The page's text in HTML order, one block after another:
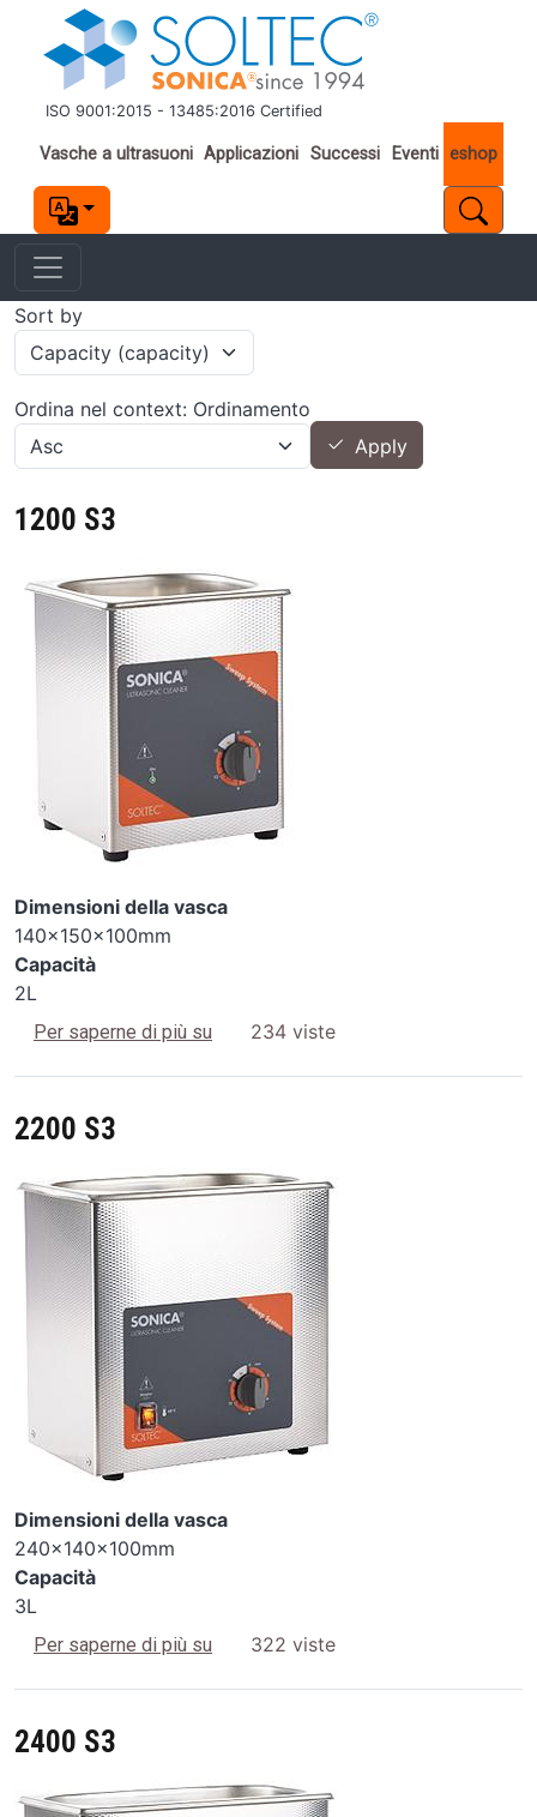
Salta al contenuto principale
ISO 9001:2015 - 13485:2016 Certified
Important links
Vasche a ultrasuoni Applicazioni Successi Eventi eshop
Sort by
Ordina nel context: Ordinamento
Apply
1200 S3
Dimensioni della vasca
140x150x100mm
Capacità
2L
Per saperne di più su 1200 S3234 viste
2200 S3
Image
Dimensioni della vasca
240x140x100mm
Capacità
3L
Per saperne di più su 2200 S3322 viste
2400 S3
Image